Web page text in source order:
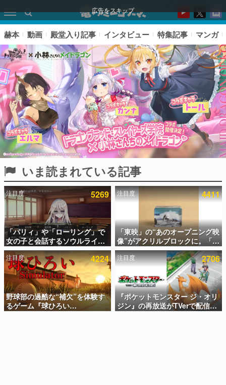
広告をスキップ
ピックアップ
電ファミのいま読まれている記事ランキング
アプリセール情報
インタビュー
連載・特集一覧
殿堂入り記事
SNS拡散数が数千以上！ ページビュー数万以上！ などな
ど。多くの人々に読まれた、電ファミ渾身の“殿堂入り”記
事をまとめました。
赫本 動画 殿堂入り記事 インタビュー 特集記事 マンガ
いま読まれている記事
注目度 5269
「パリィ」や「ローリング」で
女の子と会話するソウルライク
恋愛ゲーム『小早川さんはソウ
ルライク』無料公開。返事に失
敗すると「YOU DIED」
注目度 4411
「東映」の“あのオープニング映
像”がアクリルブロックに。「東
映ヒストリカル グッズコレクシ
ョン」が8月下旬より発売
注目度 4224
野球部の過酷な“補欠”を体験す
るゲーム『球ひろい
Simulator』が「1件」のウィッ
注目度 2706
『ポケットモンスター ジ・オリ
ジン』の再放送がTVerで配信
中！レッド（CV：竹内順子）が